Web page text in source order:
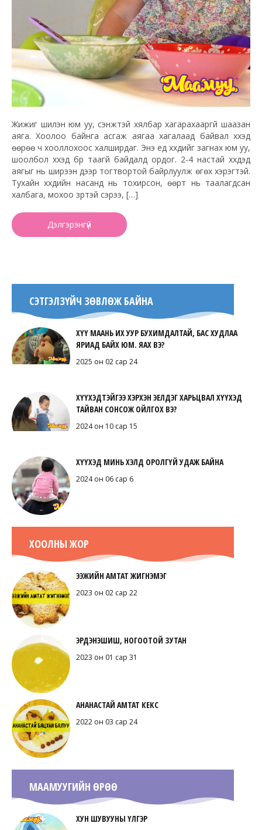
Жижиг шилэн юм уу, сэнжтэй хялбар хагарахааргүй шаазан
аяга. Хоолоо байнга асгаж аягаа хагалаад байвал хүүхэд
өөрөө ч хооллохоос халширдаг. Энэ үед хүүхдийг загнах юм уу,
шоолбол хүүхэд бүр таагүй байдалд ордог. 2-4 настай хүүхдэд
аягыг нь ширээн дээр тогтвортой байрлуулж өгөх хэрэгтэй.
Тухайн хүүхдийн насанд нь тохирсон, өөрт нь таалагдсан
халбага, мохоо үзүүртэй сэрээ, […]
Дэлгэрэнгүй
СЭТГЭЛЗҮЙЧ ЗӨВЛӨЖ БАЙНА
ХҮҮ МААНЬ ИХ УУР БУХИМДАЛТАЙ, БАС ХУДЛАА
ЯРИАД БАЙХ ЮМ. ЯАХ ВЭ?
2025 он 02 сар 24
ХҮҮХЭДТЭЙГЭЭ ХЭРХЭН ЭЕЛДЭГ ХАРЬЦВАЛ ХҮҮХЭД
ТАЙВАН СОНСОЖ ОЙЛГОХ ВЭ?
2024 он 10 сар 15
ХҮҮХЭД МИНЬ ХЭЛД ОРОЛГҮЙ УДАЖ БАЙНА
2024 он 06 сар 6
ХООЛНЫ ЖОР
ЭЭЖИЙН АМТАТ ЖИГНЭМЭГ
2023 он 02 сар 22
ЭРДЭНЭШИШ, НОГООТОЙ ЗУТАН
2023 он 01 сар 31
АНАНАСТАЙ АМТАТ КЕКС
2022 он 03 сар 24
МААМУУГИЙН ӨРӨӨ
ХУН ШУВУУНЫ ҮЛГЭР